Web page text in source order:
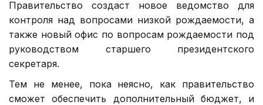
Правительство создаст новое ведомство для
контроля над вопросами низкой рождаемости, а
также новый офис по вопросам рождаемости под
руководством старшего президентского
секретаря.
Тем не менее, пока неясно, как правительство
сможет обеспечить дополнительный бюджет, и